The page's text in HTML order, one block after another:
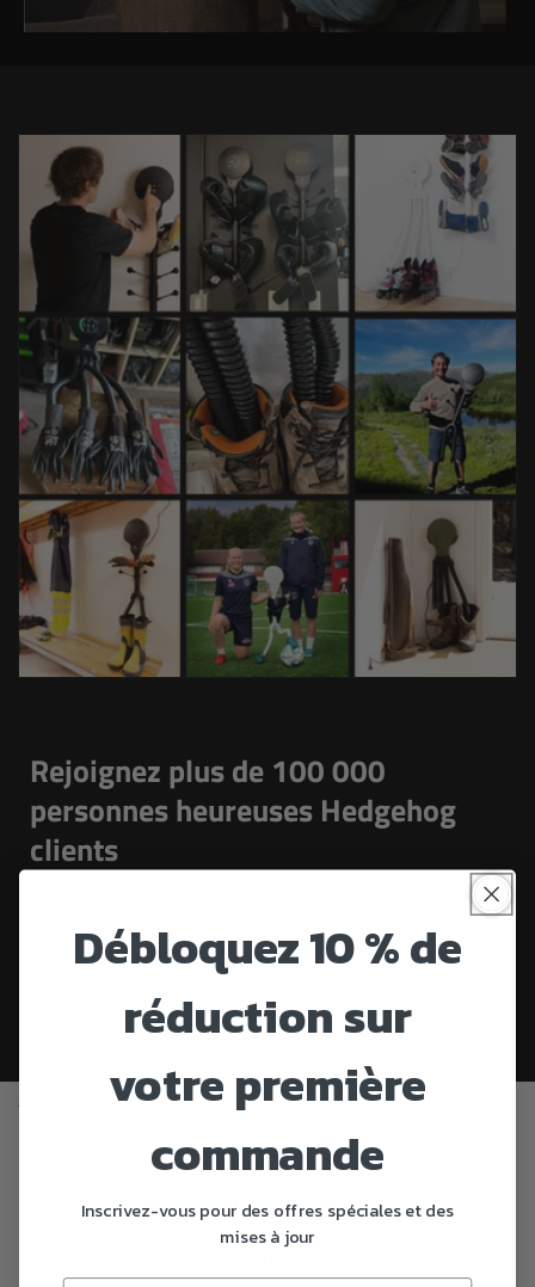
Rejoignez plus de 100 000
personnes heureuses Hedgehog
clients
Gardez vos chaussures et gants préférés au chaud
et au sec toute l'année :)
Avis Clients
Soyez le premier à écrire un avis
Écrire un avis
Débloquez 10 % de
réduction sur
votre première
commande
Inscrivez-vous pour des offres spéciales et des
mises à jour